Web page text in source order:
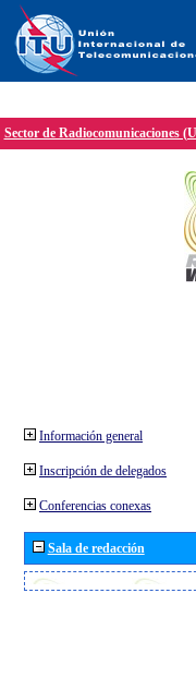
Sector de Radiocomunicaciones
Información general
Inscripción de delegados
Conferencias conexas
Sala de redacción